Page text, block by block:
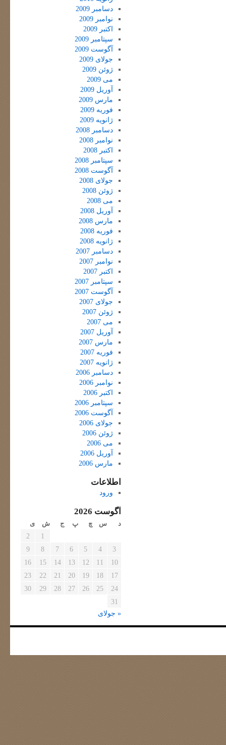
دسامبر 2009
نوامبر 2009
اکتبر 2009
سپتامبر 2009
آگوست 2009
جولای 2009
ژوئن 2009
می 2009
آوریل 2009
مارس 2009
فوریه 2009
ژانویه 2009
دسامبر 2008
نوامبر 2008
اکتبر 2008
سپتامبر 2008
آگوست 2008
جولای 2008
ژوئن 2008
می 2008
آوریل 2008
مارس 2008
فوریه 2008
ژانویه 2008
دسامبر 2007
نوامبر 2007
اکتبر 2007
سپتامبر 2007
آگوست 2007
جولای 2007
ژوئن 2007
می 2007
آوریل 2007
مارس 2007
فوریه 2007
ژانویه 2007
دسامبر 2006
نوامبر 2006
اکتبر 2006
سپتامبر 2006
آگوست 2006
جولای 2006
ژوئن 2006
می 2006
آوریل 2006
مارس 2006
اطلاعات
ورود
آگوست 2026
د س چ پ ج ش ی
1
2
3
4
5
6
7
8
9
10
11
12
13
14
15
16
17
18
19
20
21
22
23
24
25
26
27
28
29
30
31
« جولای